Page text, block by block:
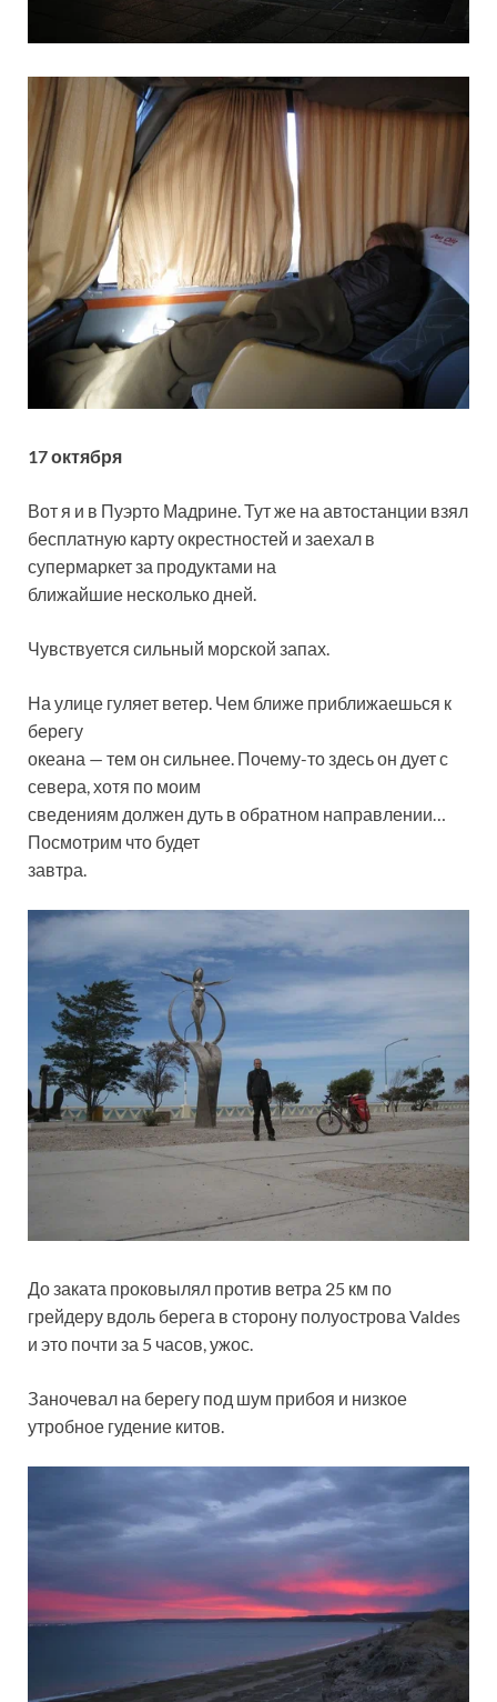
17 октября
Вот я и в Пуэрто Мадрине. Тут же на автостанции взял
бесплатную карту окрестностей и заехал в
супермаркет за продуктами на
ближайшие несколько дней.
Чувствуется сильный морской запах.
На улице гуляет ветер. Чем ближе приближаешься к
берегу
океана — тем он сильнее. Почему-то здесь он дует с
севера, хотя по моим
сведениям должен дуть в обратном направлении…
Посмотрим что будет
завтра.
До заката проковылял против ветра 25 км по
грейдеру вдоль берега в сторону полуострова Valdes
и это почти за 5 часов, ужос.
Заночевал на берегу под шум прибоя и низкое
утробное гудение китов.